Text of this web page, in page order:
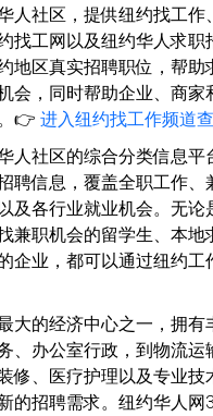
人社区，提供纽约找工作
找工网以及纽约华人求职
地区真实招聘职位，帮助
会，同时帮助企业、商家
👉 进入纽约找工作频道
人社区的综合分类信息平
聘信息，覆盖全职工作、
及各行业就业机会。无论
兼职机会的留学生、本地
企业，都可以通过纽约工
大的经济中心之一，拥有
、办公室行政，到物流运
修、医疗护理以及专业技
的招聘需求。纽约华人网